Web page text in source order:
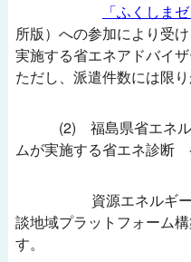
「ふくしま
所版）への参加により受
実施する省エネアドバイ
ただし、派遣件数には限り
(2) 福島県省エネルギ
ムが実施する省エネ診断
資源エネルギー庁
談地域プラットフォーム
す。